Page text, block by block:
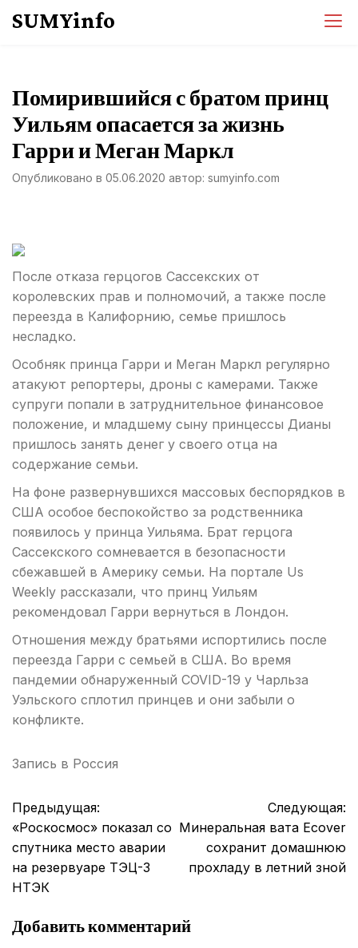
SUMYinfo
Помирившийся с братом принц
Уильям опасается за жизнь
Гарри и Меган Маркл
Опубликовано в 05.06.2020 автор: sumyinfo.com
После отказа герцогов Сассекских от
королевских прав и полномочий, а также после
переезда в Калифорнию, семье пришлось
несладко.
Особняк принца Гарри и Меган Маркл регулярно
атакуют репортеры, дроны с камерами. Также
супруги попали в затруднительное финансовое
положение, и младшему сыну принцессы Дианы
пришлось занять денег у своего отца на
содержание семьи.
На фоне развернувшихся массовых беспорядков в
США особое беспокойство за родственника
появилось у принца Уильяма. Брат герцога
Сассекского сомневается в безопасности
сбежавшей в Америку семьи. На портале Us
Weekly рассказали, что принц Уильям
рекомендовал Гарри вернуться в Лондон.
Отношения между братьями испортились после
переезда Гарри с семьей в США. Во время
пандемии обнаруженный COVID-19 у Чарльза
Уэльского сплотил принцев и они забыли о
конфликте.
Запись в Россия
Навигация
по
Предыдущая:
«Роскосмос» показал со
спутника место аварии
на резервуаре ТЭЦ-3
НТЭК
Следующая:
Минеральная вата Ecover
сохранит домашнюю
прохладу в летний зной
Добавить комментарий